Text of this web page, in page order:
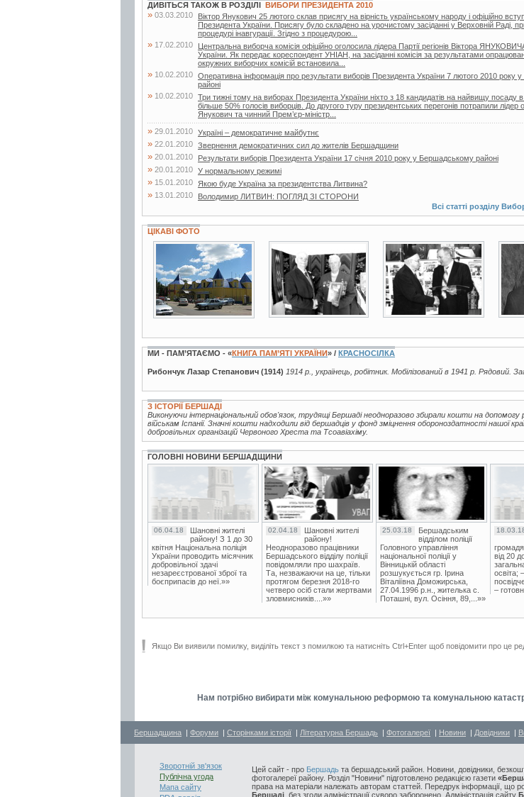
ДИВІТЬСЯ ТАКОЖ В РОЗДІЛІ ВИБОРИ ПРЕЗИДЕНТА 2010
» 03.03.2010
Віктор Янукович 25 лютого склав присягу на вірність українському народу і офіційно
Президента України. Присягу було складено на урочистому засіданні у Верховній Раді,
процедурі інавгурації. Згідно з процедурою...
» 17.02.2010
Центральна виборча комісія офіційно оголосила лідера Партії регіонів Віктора
України. Як передає кореспондент УНІАН, на засіданні комісія за результатами
окружних виборчих комісій встановила...
» 10.02.2010 Оперативна інформація про результати виборів Президента України 7 лютого 2010 року
районі
» 10.02.2010 Три тижні тому на виборах Президента України ніхто з 18 кандидатів на найвищу посаду
більше 50% голосів виборців. До другого туру президентських перегонів потрапили лідер
Янукович та чинний Прем’єр-міністр...
» 29.01.2010 Україні – демократичне майбутнє
» 22.01.2010 Звернення демократичних сил до жителів Бершадщини
» 20.01.2010 Результати виборів Президента України 17 січня 2010 року у Бершадському районі
» 20.01.2010 У нормальному режимі
» 15.01.2010 Якою буде Україна за президентства Литвина?
» 13.01.2010
Володимир ЛИТВИН: ПОГЛЯД ЗІ СТОРОНИ
Всі статті розділу
ЦІКАВІ ФОТО
49 фото 2 фото 4
МИ - ПАМ’ЯТАЄМО - «КНИГА ПАМ’ЯТІ УКРАЇНИ» / КРАСНОСІЛКА
Рибончук Лазар Степанович (1914) 1914 р., українець, робітник. Мобілізований в 1941 р. Рядовий.
З ІСТОРІЇ БЕРШАДІ
Виконуючи інтернаціональний обов'язок, трудящі Бершаді неодноразово збирали кошти на допомогу
військам Іспанії. Значні кошти надходили від бершадців у фонд зміцнення обороноздатності нашої
добровільних організацій Червоного Хреста та Тсоавіахіму.
ГОЛОВНІ НОВИНИ БЕРШАДЩИНИ
06.04.18
Шановні жителі
району! З 1 до 30
квітня Національна поліція
України проводить місячник
добровільної здачі
незареєстрованої зброї та
боєприпасів до неї.»»
02.04.18
Шановні жителі
району!
Неодноразово працівники
Бершадського відділу поліції
повідомляли про шахраїв.
Та, незважаючи на це, тільки
протягом березня 2018-го
четверо осіб стали жертвами
зловмисників....»»
25.03.18
Бершадським
відділом поліції
Головного управління
національної поліції у
Вінницькій області
розшукується гр. Ірина
Віталіївна Доможирська,
27.04.1996 р.н., жителька с.
Поташні, вул. Осіння, 89,...»»
від 20
освіта;
–
Якщо Ви виявили помилку, виділіть текст з помилкою та натисніть Ctrl+Enter щоб повідомити про це
Нам потрібно вибирати між комунальною реформою та комунальною
Бершадщина | Форуми | Сторінками історії | Літературна Бершадь | Фотогалереї | Новини | Довідники |
Зворотній зв'язок
Публічна угода
Мапа сайту
Цей сайт - про Бершадь та бершадський район. Новини, довідники,
фотогалереї району. Розділ "Новини" підготовлено редакцією газети
права на матеріали належать авторам статтей. Передрук інформації, що
Бершаді , без згоди адміністрації суворо заборонено. Адміністрація сайту